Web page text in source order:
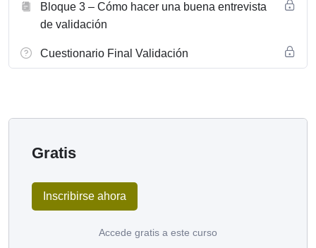
Bloque 3 – Cómo hacer una buena entrevista
de validación
Cuestionario Final Validación
Gratis
Inscribirse ahora
Accede gratis a este curso